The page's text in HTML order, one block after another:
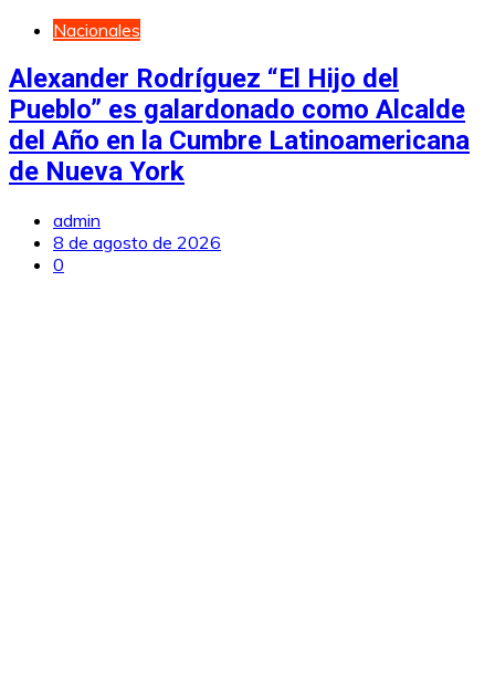
Nacionales
Alexander Rodríguez “El Hijo del
Pueblo” es galardonado como Alcalde
del Año en la Cumbre Latinoamericana
de Nueva York
admin
8 de agosto de 2026
0